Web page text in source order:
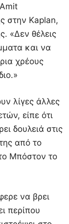
στην Kaplan,
«Δεν θέλεις
και να
χρέους
λίγες άλλες
είπε ότι
δουλειά στις
από το
Μπόστον το
να βρει
περίπου